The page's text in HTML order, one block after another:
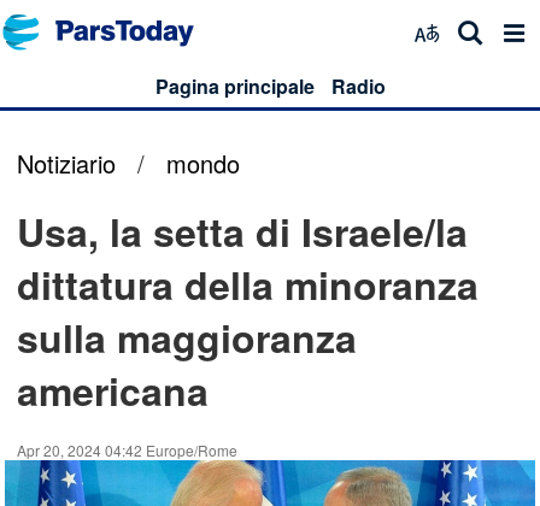
Pagina principale Radio
Notiziario / mondo
Usa, la setta di Israele/la
dittatura della minoranza
sulla maggioranza
americana
Apr 20, 2024 04:42 Europe/Rome